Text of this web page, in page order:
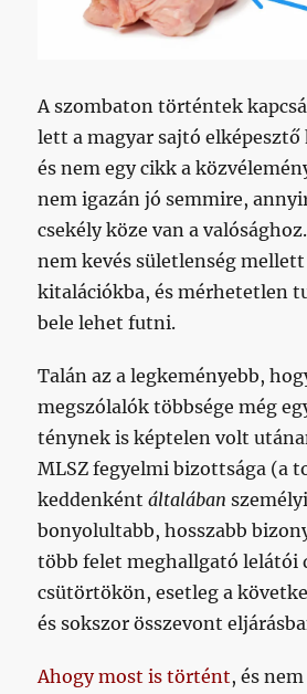
A szombaton történtek
lett a magyar sajtó elképesztő
és nem egy cikk a
nem igazán jó semmire,
csekély köze van a
nem kevés sületlenség
kitalációkba, és mérhetetlen
bele lehet futni.
Talán az a legkeményebb,
megszólalók többsége még
ténynek is képtelen volt
MLSZ fegyelmi bizottsága (a
keddenkéntáltalában
bonyolultabb, hosszabb
több felet meghallgató lelátói
csütörtökön, esetleg a
és sokszor összevont
Ahogy most is történt, és